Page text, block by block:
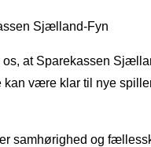
Sjælland-Fyn
at Sparekassen
kan være klar til nye
samhørighed og